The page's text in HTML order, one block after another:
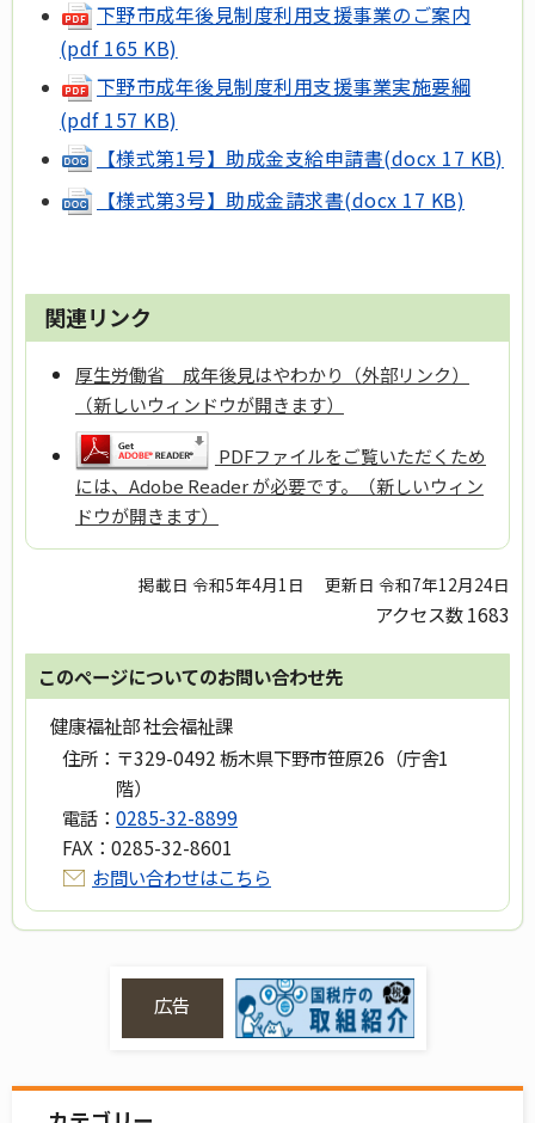
下野市成年後見制度利用支援事業のご案内
(pdf 165 KB)
下野市成年後見制度利用支援事業実施要綱
(pdf 157 KB)
【様式第1号】助成金支給申請書(docx 17 KB)
【様式第3号】助成金請求書(docx 17 KB)
関連リンク
厚生労働省 成年後見はやわかり（外部リンク）
（新しいウィンドウが開きます）
PDFファイルをご覧いただくため
には、Adobe Reader が必要です。（新しいウィン
ドウが開きます）
掲載日 令和5年4月1日 更新日 令和7年12月24日
アクセス数1683
このページについてのお問い合わせ先
健康福祉部 社会福祉課
住所： 〒329-0492 栃木県下野市笹原26（庁舎1
階）
電話： 0285-32-8899
FAX： 0285-32-8601
お問い合わせはこちら
広告